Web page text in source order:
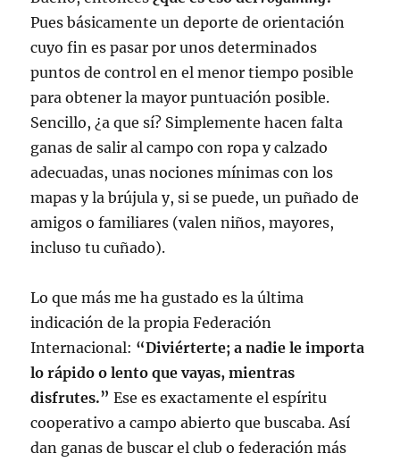
Pues básicamente un deporte de orientación
cuyo fin es pasar por unos determinados
puntos de control en el menor tiempo posible
para obtener la mayor puntuación posible.
Sencillo, ¿a que sí? Simplemente hacen falta
ganas de salir al campo con ropa y calzado
adecuadas, unas nociones mínimas con los
mapas y la brújula y, si se puede, un puñado de
amigos o familiares (valen niños, mayores,
incluso tu cuñado).
Lo que más me ha gustado es la última
indicación de la propia Federación
Internacional: “Diviérterte; a nadie le importa
lo rápido o lento que vayas, mientras
disfrutes.” Ese es exactamente el espíritu
cooperativo a campo abierto que buscaba. Así
dan ganas de buscar el club o federación más